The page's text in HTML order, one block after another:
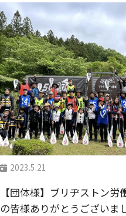
2023.5.21
【団体様】ブリヂストン労
の皆様ありがとうございま